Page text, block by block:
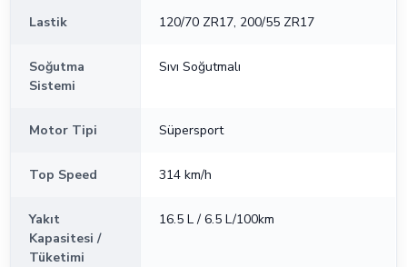
Lastik 120/70 ZR17, 200/55 ZR17
Soğutma
Sistemi
Sıvı Soğutmalı
Motor Tipi Süpersport
Top Speed 314 km/h
Yakıt
Kapasitesi /
Tüketimi
16.5 L / 6.5 L/100km